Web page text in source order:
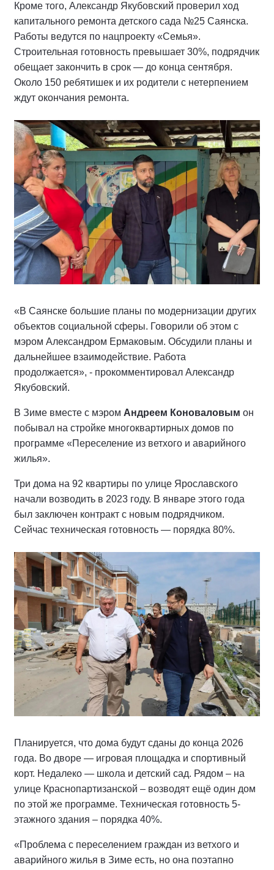
Кроме того, Александр Якубовский проверил ход
капитального ремонта детского сада №25 Саянска.
Работы ведутся по нацпроекту «Семья».
Строительная готовность превышает 30%, подрядчик
обещает закончить в срок — до конца сентября.
Около 150 ребятишек и их родители с нетерпением
ждут окончания ремонта.
«В Саянске большие планы по модернизации других
объектов социальной сферы. Говорили об этом с
мэром Александром Ермаковым. Обсудили планы и
дальнейшее взаимодействие. Работа
продолжается», - прокомментировал Александр
Якубовский.
В Зиме вместе с мэром Андреем Коноваловым он
побывал на стройке многоквартирных домов по
программе «Переселение из ветхого и аварийного
жилья».
Три дома на 92 квартиры по улице Ярославского
начали возводить в 2023 году. В январе этого года
был заключен контракт с новым подрядчиком.
Сейчас техническая готовность — порядка 80%.
Планируется, что дома будут сданы до конца 2026
года. Во дворе — игровая площадка и спортивный
корт. Недалеко — школа и детский сад. Рядом – на
улице Краснопартизанской – возводят ещё один дом
по этой же программе. Техническая готовность 5-
этажного здания – порядка 40%.
«Проблема с переселением граждан из ветхого и
аварийного жилья в Зиме есть, но она поэтапно